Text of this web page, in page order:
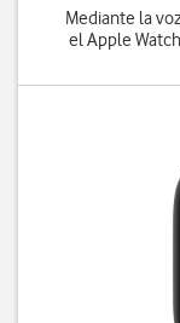
Mediante la
el Apple